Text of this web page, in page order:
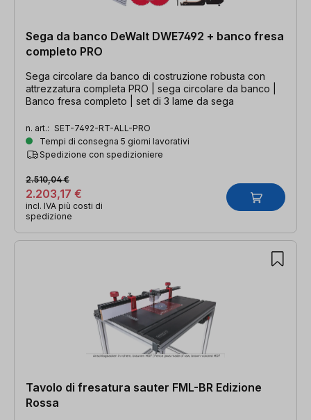
Sega da banco DeWalt DWE7492 + banco fresa
completo PRO
Sega circolare da banco di costruzione robusta con
attrezzatura completa PRO | sega circolare da banco |
Banco fresa completo | set di 3 lame da sega
n. art.: SET-7492-RT-ALL-PRO
Tempi di consegna 5 giorni lavorativi
Spedizione con spedizioniere
2.203,17 €
2.510,04 €
incl. IVA più costi di
spedizione
Tavolo di fresatura sauter FML-BR Edizione
Rossa